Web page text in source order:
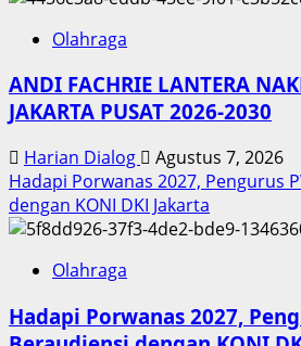
Olahraga
ANDI FACHRIE LANTERA
JAKARTA PUSAT 2026-2030
Harian Dialog
Agustus 7, 2026
Hadapi Porwanas 2027, Pengurus
dengan KONI DKI Jakarta
Olahraga
Hadapi Porwanas 2027,